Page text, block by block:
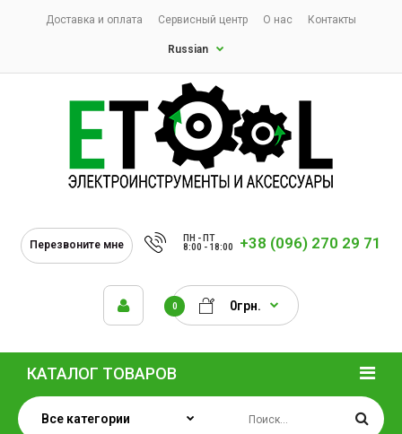
Доставка и оплата Сервисный центр О нас Контакты
Russian
Перезвоните мне
ПН - ПТ
8:00 - 18:00
+38 (096) 270 29 71
0 0грн.
КАТАЛОГ ТОВАРОВ